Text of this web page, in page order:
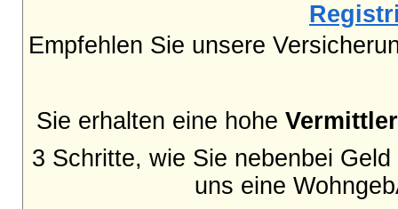
Empfehlen Sie unsere
Sie erhalten eine hohe
3 Schritte, wie Sie nebenbei
uns eine